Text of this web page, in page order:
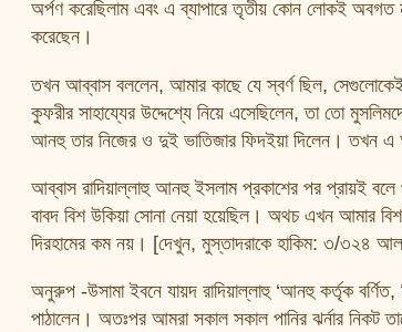
অর্পণ করেছিলাম এবং এ ব্যাপারে তৃতীয় কোন লোকই অবগত
করেছেন।
তখন আব্বাস বললেন, আমার কাছে যে স্বর্ণ ছিল,
কুফরীর সাহায্যের উদ্দেশ্যে নিয়ে এসেছিলেন, তা তো
আনহু তার নিজের ও দুই ভাতিজার ফিদইয়া দিলেন। তখন এ
আব্বাস রাদিয়াল্লাহু আনহু ইসলাম প্রকাশের পর প্রায়ই
বাবদ বিশ উকিয়া সোনা নেয়া হয়েছিল। অথচ এখন আমার
দিরহামের কম নয়। [দেখুন, মুস্তাদরাকে হাকিম: ৩/৩২৪ আল
অনুরুপ -উসামা ইবনে যায়দ রাদিয়াল্লাহু ‘আনহু কর্তৃক
পাঠালেন। অতঃপর আমরা সকাল সকাল পানির ঝর্নার